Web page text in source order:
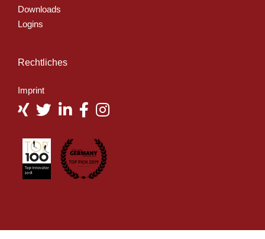
Downloads
Logins
Rechtliches
Imprint